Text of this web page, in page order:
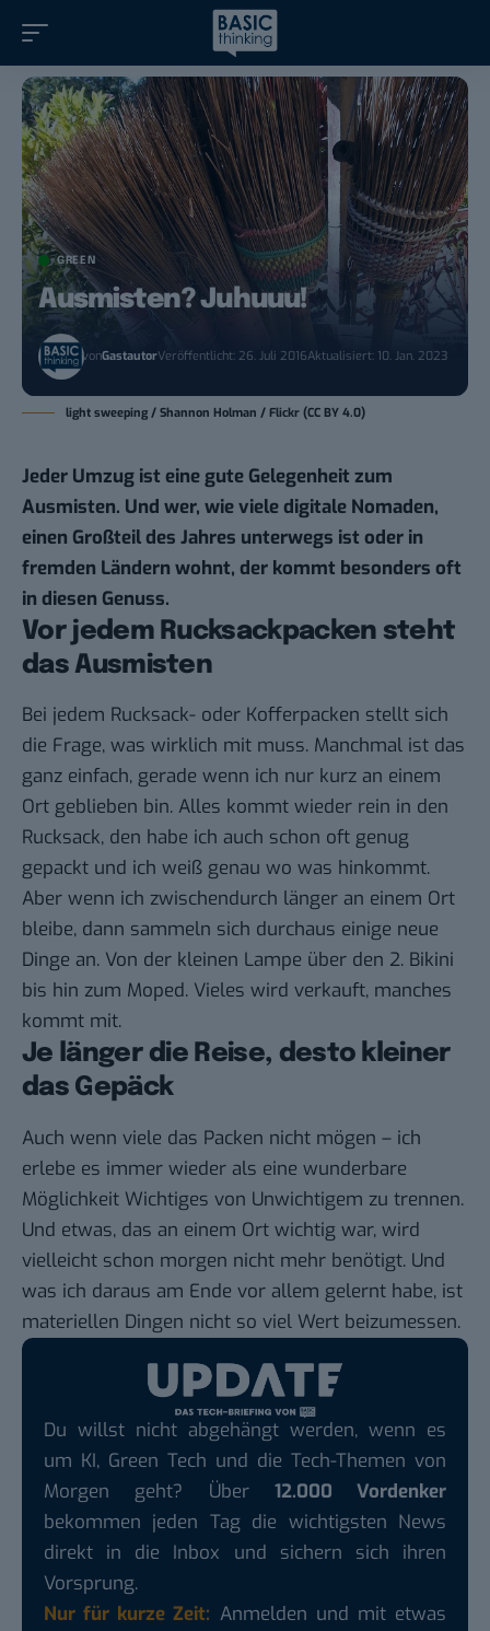
GREEN
Ausmisten? Juhuuu!
vonGastautorVeröffentlicht: 26. Juli 2016Aktualisiert: 10. Jan. 2023
light sweeping / Shannon Holman / Flickr (CC BY 4.0)
Jeder Umzug ist eine gute Gelegenheit zum
Ausmisten. Und wer, wie viele digitale Nomaden,
einen Großteil des Jahres unterwegs ist oder in
fremden Ländern wohnt, der kommt besonders oft
in diesen Genuss.
Vor jedem Rucksackpacken steht
das Ausmisten
Bei jedem Rucksack- oder Kofferpacken stellt sich
die Frage, was wirklich mit muss. Manchmal ist das
ganz einfach, gerade wenn ich nur kurz an einem
Ort geblieben bin. Alles kommt wieder rein in den
Rucksack, den habe ich auch schon oft genug
gepackt und ich weiß genau wo was hinkommt.
Aber wenn ich zwischendurch länger an einem Ort
bleibe, dann sammeln sich durchaus einige neue
Dinge an. Von der kleinen Lampe über den 2. Bikini
bis hin zum Moped. Vieles wird verkauft, manches
kommt mit.
Je länger die Reise, desto kleiner
das Gepäck
Auch wenn viele das Packen nicht mögen – ich
erlebe es immer wieder als eine wunderbare
Möglichkeit Wichtiges von Unwichtigem zu trennen.
Und etwas, das an einem Ort wichtig war, wird
vielleicht schon morgen nicht mehr benötigt. Und
was ich daraus am Ende vor allem gelernt habe, ist
materiellen Dingen nicht so viel Wert beizumessen.
Du willst nicht abgehängt werden, wenn es
um KI, Green Tech und die Tech-Themen von
Morgen geht? Über 12.000 Vordenker
bekommen jeden Tag die wichtigsten News
direkt in die Inbox und sichern sich ihren
Vorsprung.
Nur für kurze Zeit: Anmelden und mit etwas